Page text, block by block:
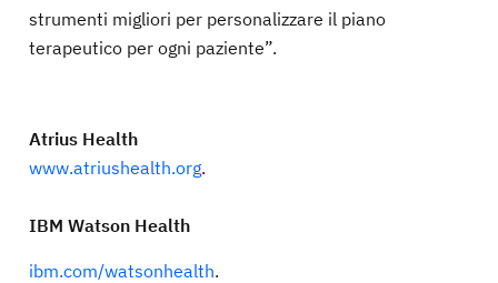
strumenti migliori per personalizzare il piano
terapeutico per ogni paziente”.
Atrius Health
www.atriushealth.org.
IBM Watson Health
ibm.com/watsonhealth.